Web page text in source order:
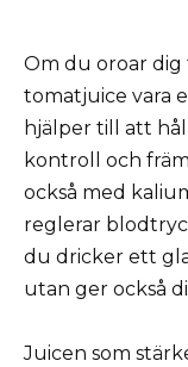
Om du oroar dig
tomatjuice vara
hjälper till att
kontroll och
också med
reglerar
du dricker ett
utan ger också
Juicen som